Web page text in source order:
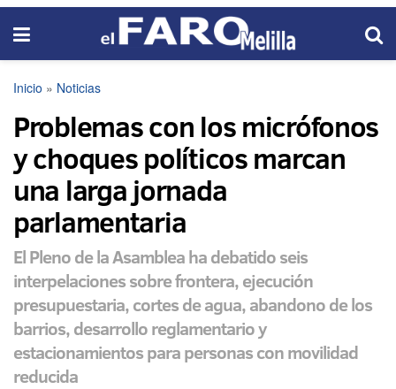
Inicio » Noticias
Problemas con los micrófonos
y choques políticos marcan
una larga jornada
parlamentaria
El Pleno de la Asamblea ha debatido seis
interpelaciones sobre frontera, ejecución
presupuestaria, cortes de agua, abandono de los
barrios, desarrollo reglamentario y
estacionamientos para personas con movilidad
reducida